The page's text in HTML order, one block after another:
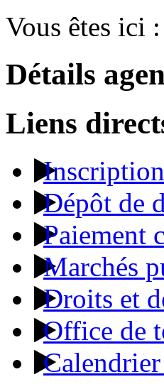
Vous êtes ici :
Détails
Liens
Dépôt de
Paiement
Marchés
Droits et
Office de